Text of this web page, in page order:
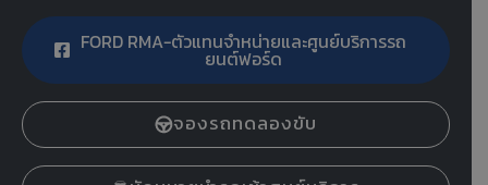
FORD RMA-ตัวแทนจำหน่ายและศูนย์บริการรถ
ยนต์ฟอร์ด
จองรถทดลองขับ